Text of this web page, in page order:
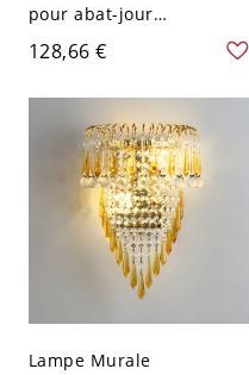
pour abat-jour
d'entonnoir
contemporaine en métal
avec bras pivotant, 1 tête,
éclairage de bureau
d'étude en jaune
128,66 €
Lampe Murale